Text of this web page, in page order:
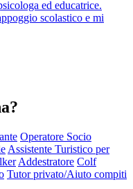
ed educatrice.
scolastico e mi
Operatore Socio
Assistente Turistico per
Addestratore Colf
Tutor privato/Aiuto compiti